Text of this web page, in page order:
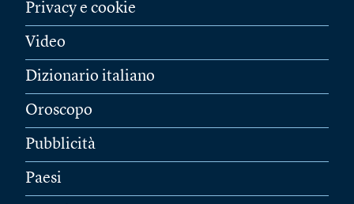
Privacy e cookie
Video
Dizionario italiano
Oroscopo
Pubblicità
Paesi